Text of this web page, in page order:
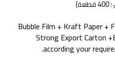
Bubble Film + Kraft Paper +
Strong Export Carton
according your